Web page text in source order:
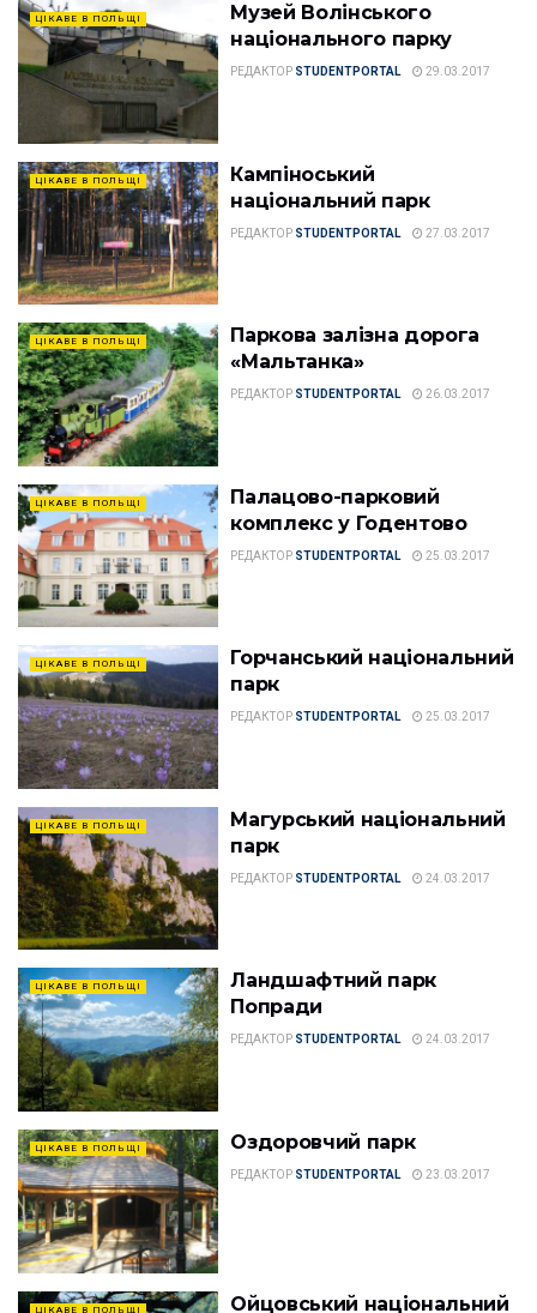
ЦІКАВЕ В ПОЛЬЩІ
Музей Волінського
національного парку
РЕДАКТОР STUDENTPORTAL 29.03.2017
ЦІКАВЕ В ПОЛЬЩІ
Кампіноський
національний парк
РЕДАКТОР STUDENTPORTAL 27.03.2017
ЦІКАВЕ В ПОЛЬЩІ
Паркова залізна дорога
«Мальтанка»
РЕДАКТОР STUDENTPORTAL 26.03.2017
ЦІКАВЕ В ПОЛЬЩІ
Палацово-парковий
комплекс у Годентово
РЕДАКТОР STUDENTPORTAL 25.03.2017
ЦІКАВЕ В ПОЛЬЩІ
Горчанський національний
парк
РЕДАКТОР STUDENTPORTAL 25.03.2017
ЦІКАВЕ В ПОЛЬЩІ
Магурський національний
парк
РЕДАКТОР STUDENTPORTAL 24.03.2017
ЦІКАВЕ В ПОЛЬЩІ
Ландшафтний парк
Попради
РЕДАКТОР STUDENTPORTAL 24.03.2017
ЦІКАВЕ В ПОЛЬЩІ Оздоровчий парк
РЕДАКТОР STUDENTPORTAL 23.03.2017
ЦІКАВЕ В ПОЛЬЩІ Ойцовський національний